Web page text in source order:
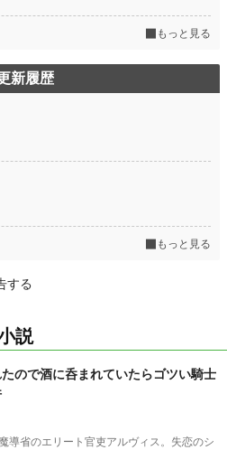
もっと見る
新履歴
もっと見る
する
説
ので酒に呑まれていたらゴツい騎士
導省のエリート官吏アルヴィス。失恋のシ